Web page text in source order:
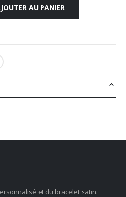
AU PANIER
et du bracelet satin.